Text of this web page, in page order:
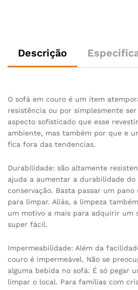
Descrição
O sofá em couro é um item
resistência ou por simplesmente
aspecto sofisticado que esse
ambiente, mas também por que e
fica fora das tendencias.
Durabilidade: são altamente
ajuda a aumentar a durabilidade do
conservação. Basta passar um
para limpar. Aliás, a limpeza
um motivo a mais para adquirir um
super fácil.
Impermeabilidade: Além da
couro é impermeável. Não se
alguma bebida no sofá. É só pegar
limpar o local. Para famílias com